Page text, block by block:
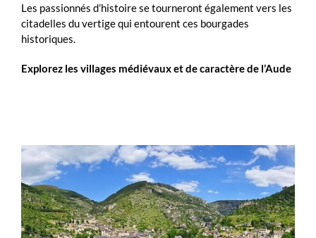
Les passionnés d’histoire se tourneront également vers les
citadelles du vertige qui entourent ces bourgades
historiques.
Explorez les villages médiévaux et de caractère de l’Aude